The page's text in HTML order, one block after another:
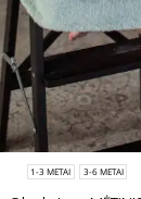
1-3 METAI 3-6 METAI